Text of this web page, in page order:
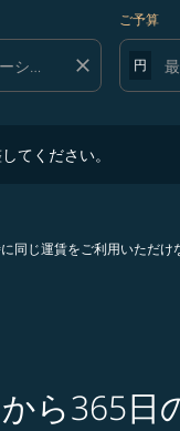
close
ご予算
円
てください。
じ運賃をご利用いただ
ら365日